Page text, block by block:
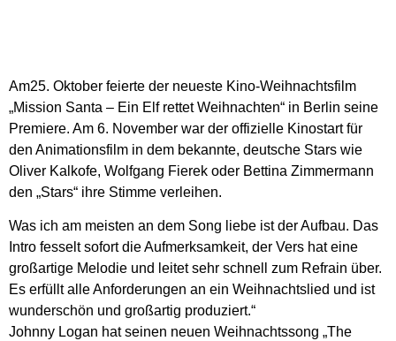
Am25. Oktober feierte der neueste Kino-Weihnachtsfilm
„Mission Santa – Ein Elf rettet Weihnachten“ in Berlin seine
Premiere. Am 6. November war der offizielle Kinostart für
den Animationsfilm in dem bekannte, deutsche Stars wie
Oliver Kalkofe, Wolfgang Fierek oder Bettina Zimmermann
den „Stars“ ihre Stimme verleihen.
Was ich am meisten an dem Song liebe ist der Aufbau. Das
Intro fesselt sofort die Aufmerksamkeit, der Vers hat eine
großartige Melodie und leitet sehr schnell zum Refrain über.
Es erfüllt alle Anforderungen an ein Weihnachtslied und ist
wunderschön und großartig produziert.“
Johnny Logan hat seinen neuen Weihnachtssong „The